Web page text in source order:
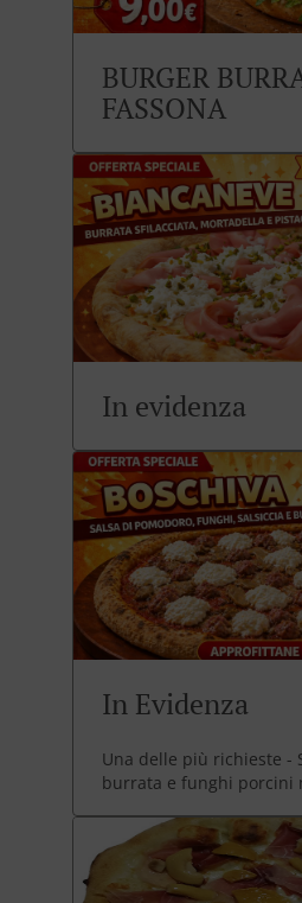
BURGER
FASSONA
In evidenza
In Evidenza
Una delle più richieste -
burrata e funghi porcini